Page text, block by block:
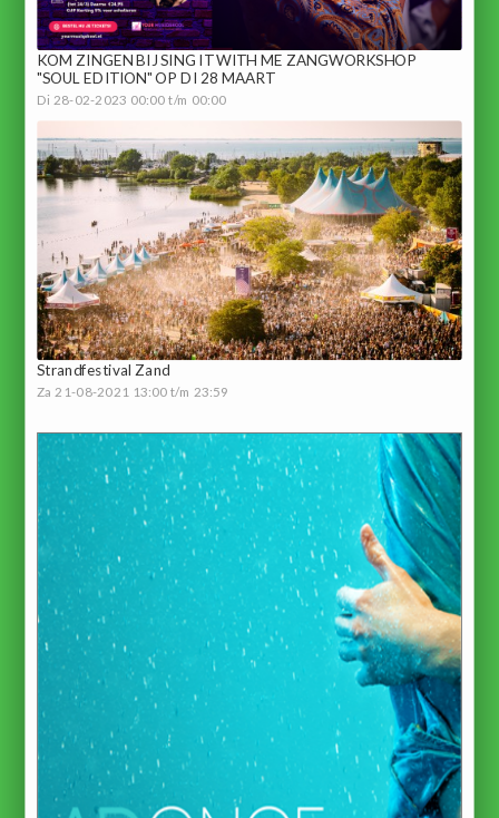
KOM ZINGEN BIJ SING IT WITH ME ZANGWORKSHOP
"SOUL EDITION" OP DI 28 MAART
Di 28-02-2023 00:00 t/m 00:00
Strandfestival Zand
Za 21-08-2021 13:00 t/m 23:59